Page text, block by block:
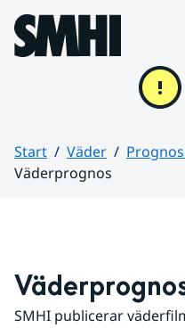
Hoppa till sidans innehåll
Start Väder
Väderprognos
SMHI publicerar